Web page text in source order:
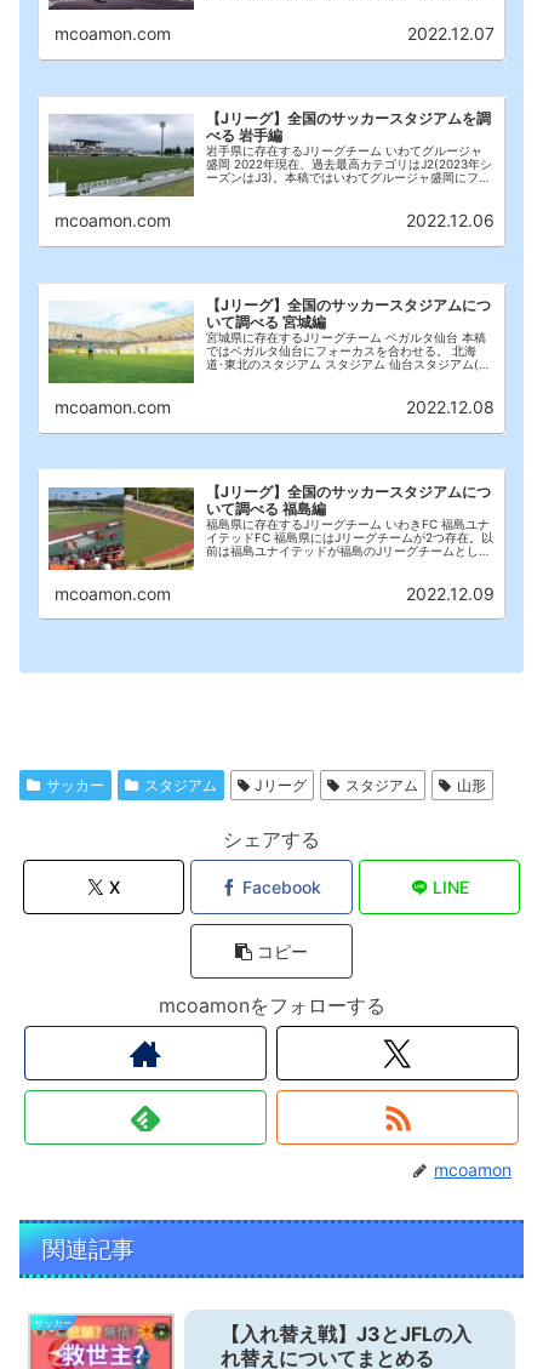
mcoamon.com 2022.12.07
【Jリーグ】全国のサッカースタジアムを調
べる 岩手編
岩手県に存在するJリーグチーム いわてグルージャ
盛岡 2022年現在、過去最高カテゴリはJ2(2023年シ
ーズンはJ3)。本稿ではいわてグルージャ盛岡にフォ
mcoamon.com 2022.12.06
【Jリーグ】全国のサッカースタジアムにつ
いて調べる 宮城編
宮城県に存在するJリーグチーム ベガルタ仙台 本稿
ではベガルタ仙台にフォーカスを合わせる。 北海
道･東北のスタジアム スタジアム 仙台スタジアム(ユ
mcoamon.com 2022.12.08
【Jリーグ】全国のサッカースタジアムにつ
いて調べる 福島編
福島県に存在するJリーグチーム いわきFC 福島ユナ
イテッドFC 福島県にはJリーグチームが2つ存在。以
前は福島ユナイテッドが福島のJリーグチームとして
mcoamon.com 2022.12.09
サッカー スタジアム Jリーグ スタジアム 山形
シェアする
X Facebook LINE
コピー
mcoamonをフォローする
mcoamon
関連記事
サッカー
【入れ替え戦】J3とJFLの入
れ替えについてまとめる